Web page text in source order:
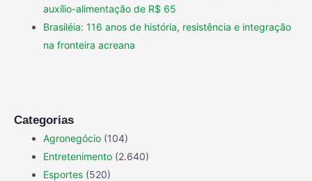
auxílio-alimentação de R$ 65
Brasiléia: 116 anos de história, resistência e integração
na fronteira acreana
Categorias
Agronegócio (104)
Entretenimento (2.640)
Esportes (520)